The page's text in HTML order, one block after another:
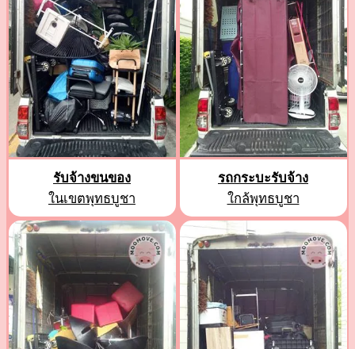
รับจ้างขนของ
ในเขตพุทธบูชา
รถกระบะรับจ้าง
ใกล้พุทธบูชา